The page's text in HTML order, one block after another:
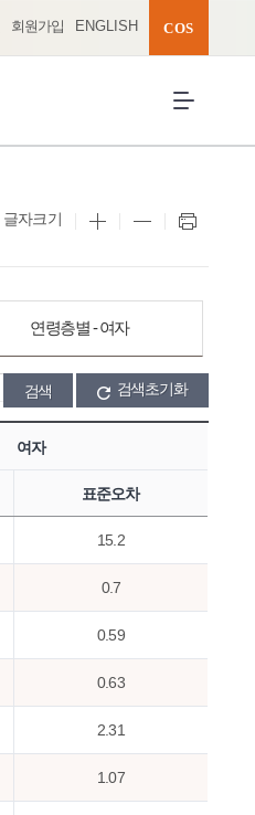
회원가입 ENGLISH COS
글자크기
연령층별 - 여자
검색초기화
여자
표준오차
15.2
0.7
0.59
0.63
2.31
1.07